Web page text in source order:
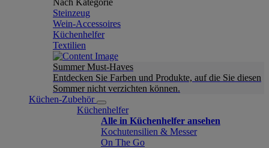
Nach Kategorie
Steinzeug
Wein-Accessoires
Küchenhelfer
Textilien
Summer Must-Haves
Entdecken Sie Farben und Produkte, auf die Sie diesen
Sommer nicht verzichten können.
Küchen-Zubehör
Küchenhelfer
Alle in Küchenhelfer ansehen
Kochutensilien & Messer
On The Go